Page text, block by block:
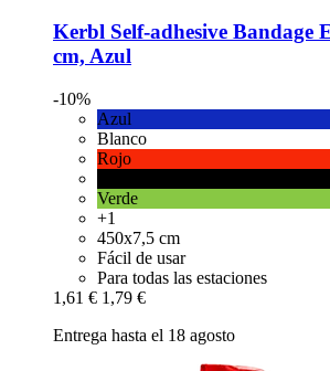
Kerbl Self-​adhesive Bandage
cm, Azul
-10%
Azul
Blanco
Rojo
Verde
+1
450x7,5 cm
Fácil de usar
Para todas las estaciones
1,61 € 1,79 €
Entrega hasta el 18 agosto